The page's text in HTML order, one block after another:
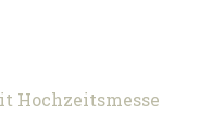
Hochzeitsmesse